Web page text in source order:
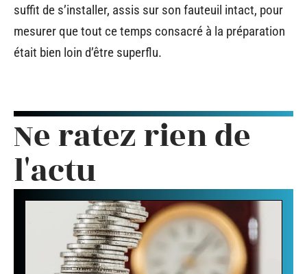
suffit de s’installer, assis sur son fauteuil intact, pour
mesurer que tout ce temps consacré à la préparation
était bien loin d’être superflu.
Ne ratez rien de
l'actu